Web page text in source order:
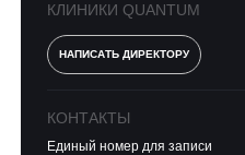
КЛИНИКИ QUANTUM
НАПИСАТЬ ДИРЕКТОРУ
КОНТАКТЫ
Единый номер для записи